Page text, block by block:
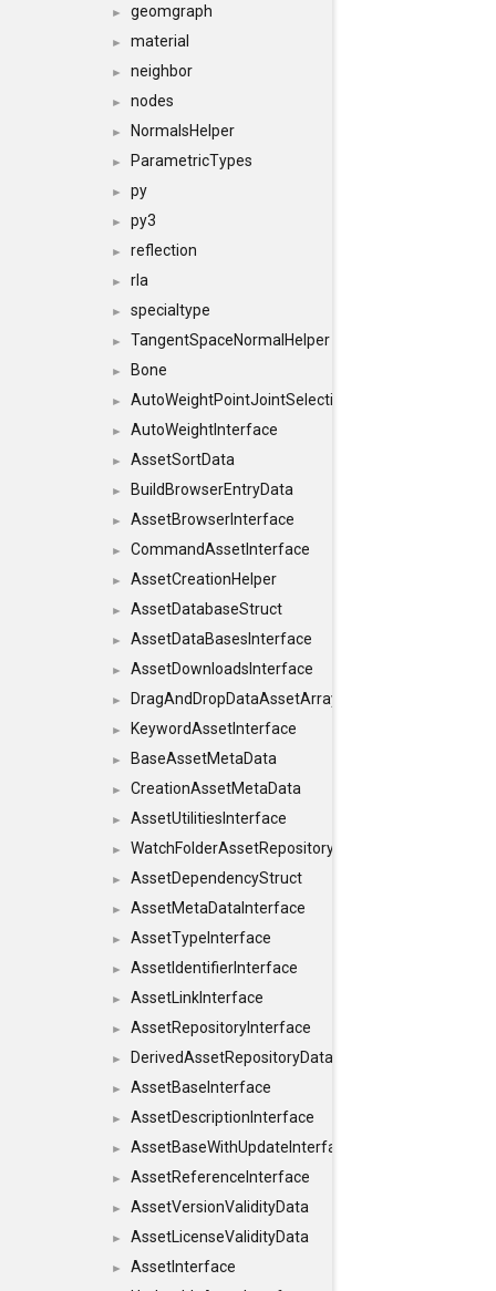
► geomgraph
► material
► neighbor
► nodes
► NormalsHelper
► ParametricTypes
► py
► py3
► reflection
► rla
► specialtype
► TangentSpaceNormalHelper
► Bone
► AutoWeightPointJointSelections
► AutoWeightInterface
► AssetSortData
► BuildBrowserEntryData
► AssetBrowserInterface
► CommandAssetInterface
► AssetCreationHelper
► AssetDatabaseStruct
► AssetDataBasesInterface
► AssetDownloadsInterface
► DragAndDropDataAssetArray
► KeywordAssetInterface
► BaseAssetMetaData
► CreationAssetMetaData
► AssetUtilitiesInterface
► WatchFolderAssetRepositoryInterface
► AssetDependencyStruct
► AssetMetaDataInterface
► AssetTypeInterface
► AssetIdentifierInterface
► AssetLinkInterface
► AssetRepositoryInterface
► DerivedAssetRepositoryDataInterface
► AssetBaseInterface
► AssetDescriptionInterface
► AssetBaseWithUpdateInterface
► AssetReferenceInterface
► AssetVersionValidityData
► AssetLicenseValidityData
►
AssetInterface